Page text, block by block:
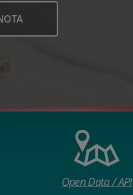
Open Data / API